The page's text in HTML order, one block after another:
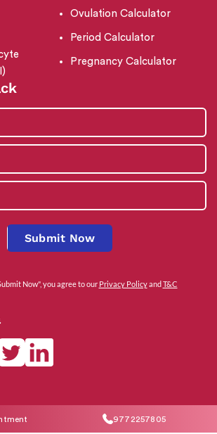
9772257805
Ovulation Calculator
Period Calculator
Pregnancy Calculator
Submit Now
Now", you agree to our Privacy PolicyandT&C